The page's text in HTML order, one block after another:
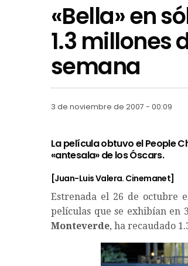
«Bella» en
1.3 millones
semana
3 de noviembre de 2007 - 00:09
La película obtuvo el People
«antesala» de los Óscars.
[Juan-Luis Valera. Cinemanet]
Estrenada el 26 de octubre
películas que se exhibían en
Monteverde, ha recaudado